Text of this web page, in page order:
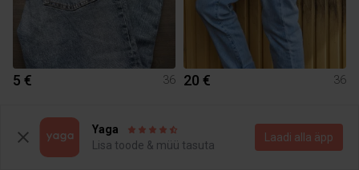
5 € 36 20 € 36
2
Yaga
Lisa toode & müü tasuta
Laadi alla äpp